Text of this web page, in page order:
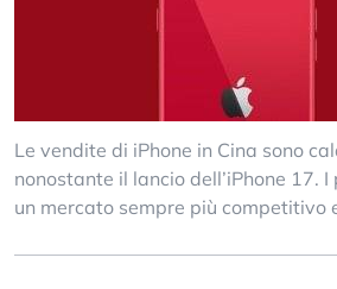
Le vendite di iPhone in Cina sono
nonostante il lancio dell’iPhone 17.
un mercato sempre più competitivo